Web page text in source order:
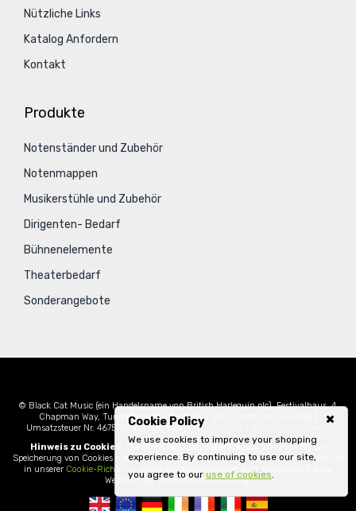
Cookie Policy
We use cookies to improve your shopping
experience. By continuing to use our site,
you agree to our use of cookies.
Nützliche Links
Katalog Anfordern
Kontakt
Produkte
Notenständer und Zubehör
Notenmappen
Musikerstühle und Zubehör
Dirigenten- Bedarf
Bühnenelemente
Theaterbedarf
Sonderangebote
© Black Cat Music (ein Handelsname von British Harlequin plc), Festivalhaus, 4
Chapman Way, Tunbridge Wells, Kent, TN2 3EF | Comp. Nr. 1420396 |
Umsatzsteuer Nr. 467578490|Sitemap|Privacy Policy
Hinweis zu Cookies:
Durch die Nutzung dieser Website stimmen Sie der
Speicherung von Cookies auf Ihrem Computer zu. Weitere Informationen finden Sie
in unserer Cookie-Richtlinie
. Wenn Cookies deaktiviert sind, funktioniert diese
Website möglicherweise nicht richtig.